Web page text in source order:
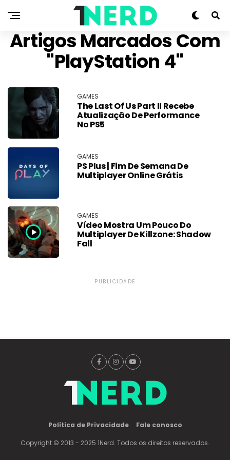
Artigos Marcados Com
"PlayStation 4"
GAMES
The Last Of Us Part II Recebe
Atualização De Performance
No PS5
GAMES
PS Plus | Fim De Semana De
Multiplayer Online Grátis
GAMES
Vídeo Mostra Um Pouco Do
Multiplayer De Killzone: Shadow
Fall
PUBLICIDADE
Política de Privacidade Fale conosco
Copyright © 2013 - 2025 1Nerd. Todos os direitos reservados.